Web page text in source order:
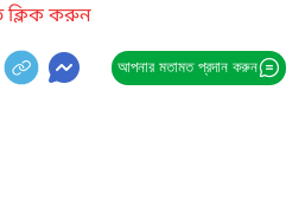
ক্লিক করুন
আপনার মতামত প্রদান করুন